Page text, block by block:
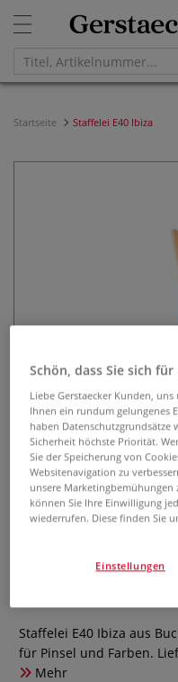
Startseite Staffelei E40 Ibiza
Staffelei E40
Staffelei E40 Ibiza aus
für Pinsel und Farben.
Mehr
Schön, dass Sie sich
Liebe Gerstaecker Kunden,
Ihnen ein rundum gelungenes
haben Datenschutzgrundsätze
Sicherheit höchste Priorität.
Sie der Speicherung von
Websitenavigation zu
unsere Marketingbemühungen
können Sie Ihre Einwilligung
wiederrufen. Diese finden Sie
Einstellungen